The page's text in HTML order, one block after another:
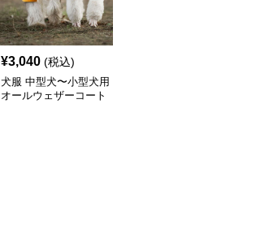
¥3,040 (税込)
犬服 中型犬〜小型犬用
オールウェザーコート